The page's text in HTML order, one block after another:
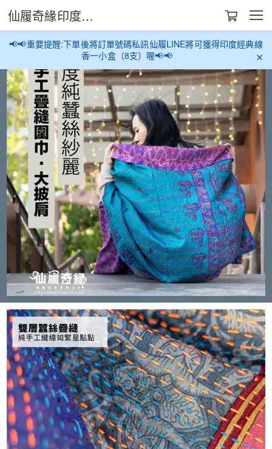
仙履奇緣印度生活館
📢📢重要提醒:下單後將訂單號碼私訊仙履LINE將可獲得印度經典線
香一小盒（8支）喔📢📢